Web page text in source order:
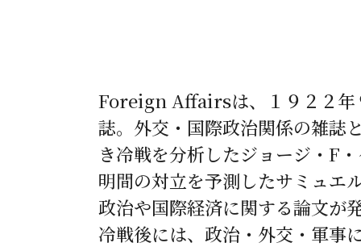
Foreign Affairsは、１９２２年
誌。外交・国際政治関係の雑誌
き冷戦を分析したジョージ・F
明間の対立を予測したサミュエ
政治や国際経済に関する論文が
冷戦後には、政治・外交・軍事